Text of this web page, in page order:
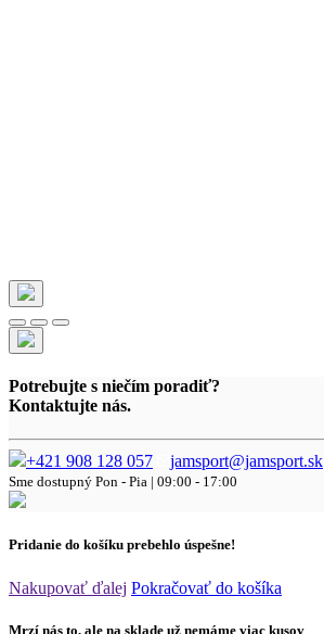
Potrebujte s niečím poradiť?
Kontaktujte nás.
+421 908 128 057 jamsport@jamsport.sk
Sme dostupný Pon - Pia | 09:00 - 17:00
Pridanie do košíku prebehlo úspešne!
Nakupovať ďalej Pokračovať do košíka
Mrzí nás to, ale na sklade už nemáme viac kusov